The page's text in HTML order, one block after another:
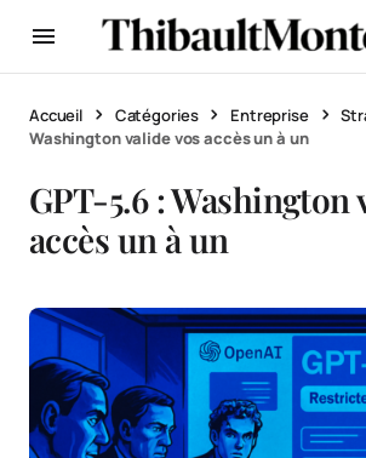
Accueil Catégories Entreprise
Washington valide vos accès un à un
GPT-5.6 : Washington
accès un à un